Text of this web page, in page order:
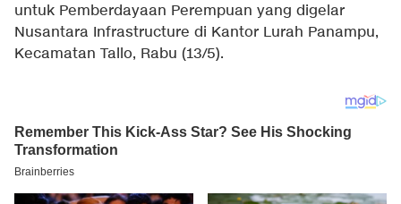
untuk Pemberdayaan Perempuan yang digelar
Nusantara Infrastructure di Kantor Lurah Panampu,
Kecamatan Tallo, Rabu (13/5).